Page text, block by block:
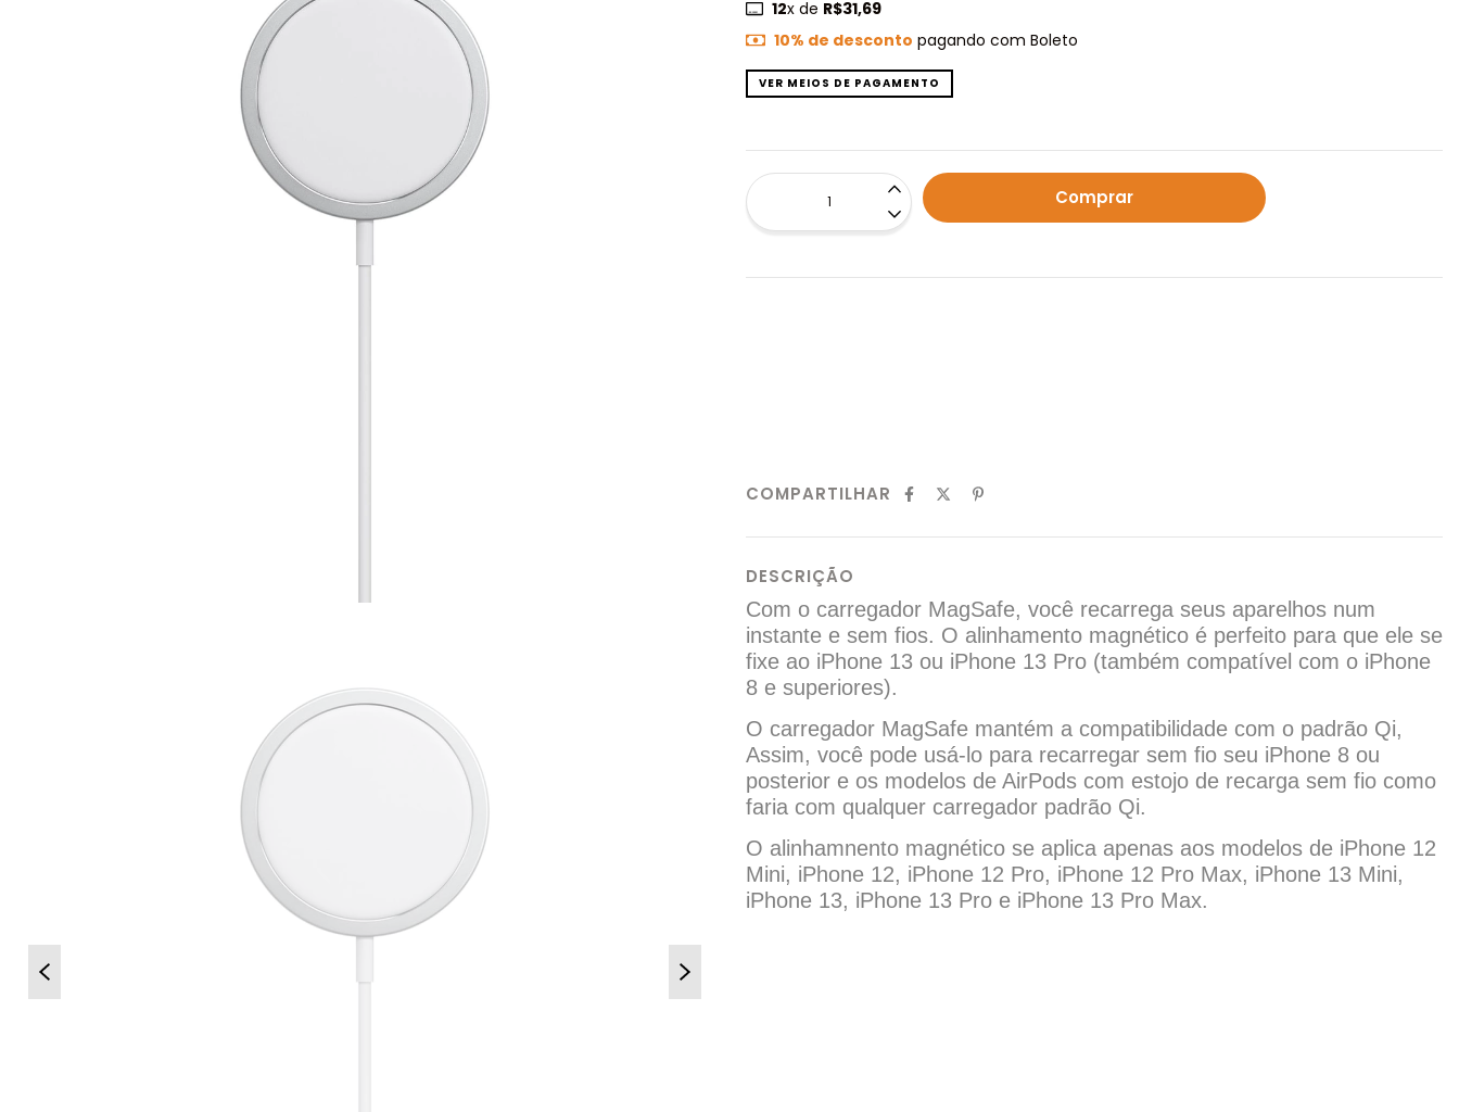
12x de R$31,69
10% de desconto pagando com Boleto
VER MEIOS DE PAGAMENTO
COMPARTILHAR
DESCRIÇÃO
Com o carregador MagSafe, você recarrega seus aparelhos num
instante e sem fios. O alinhamento magnético é perfeito para que ele se
fixe ao iPhone 13 ou iPhone 13 Pro (também compatível com o iPhone
8 e superiores).
O carregador MagSafe mantém a compatibilidade com o padrão Qi,
Assim, você pode usá-lo para recarregar sem fio seu iPhone 8 ou
posterior e os modelos de AirPods com estojo de recarga sem fio como
faria com qualquer carregador padrão Qi.
O alinhamnento magnético se aplica apenas aos modelos de iPhone 12
Mini, iPhone 12, iPhone 12 Pro, iPhone 12 Pro Max, iPhone 13 Mini,
iPhone 13, iPhone 13 Pro e iPhone 13 Pro Max.